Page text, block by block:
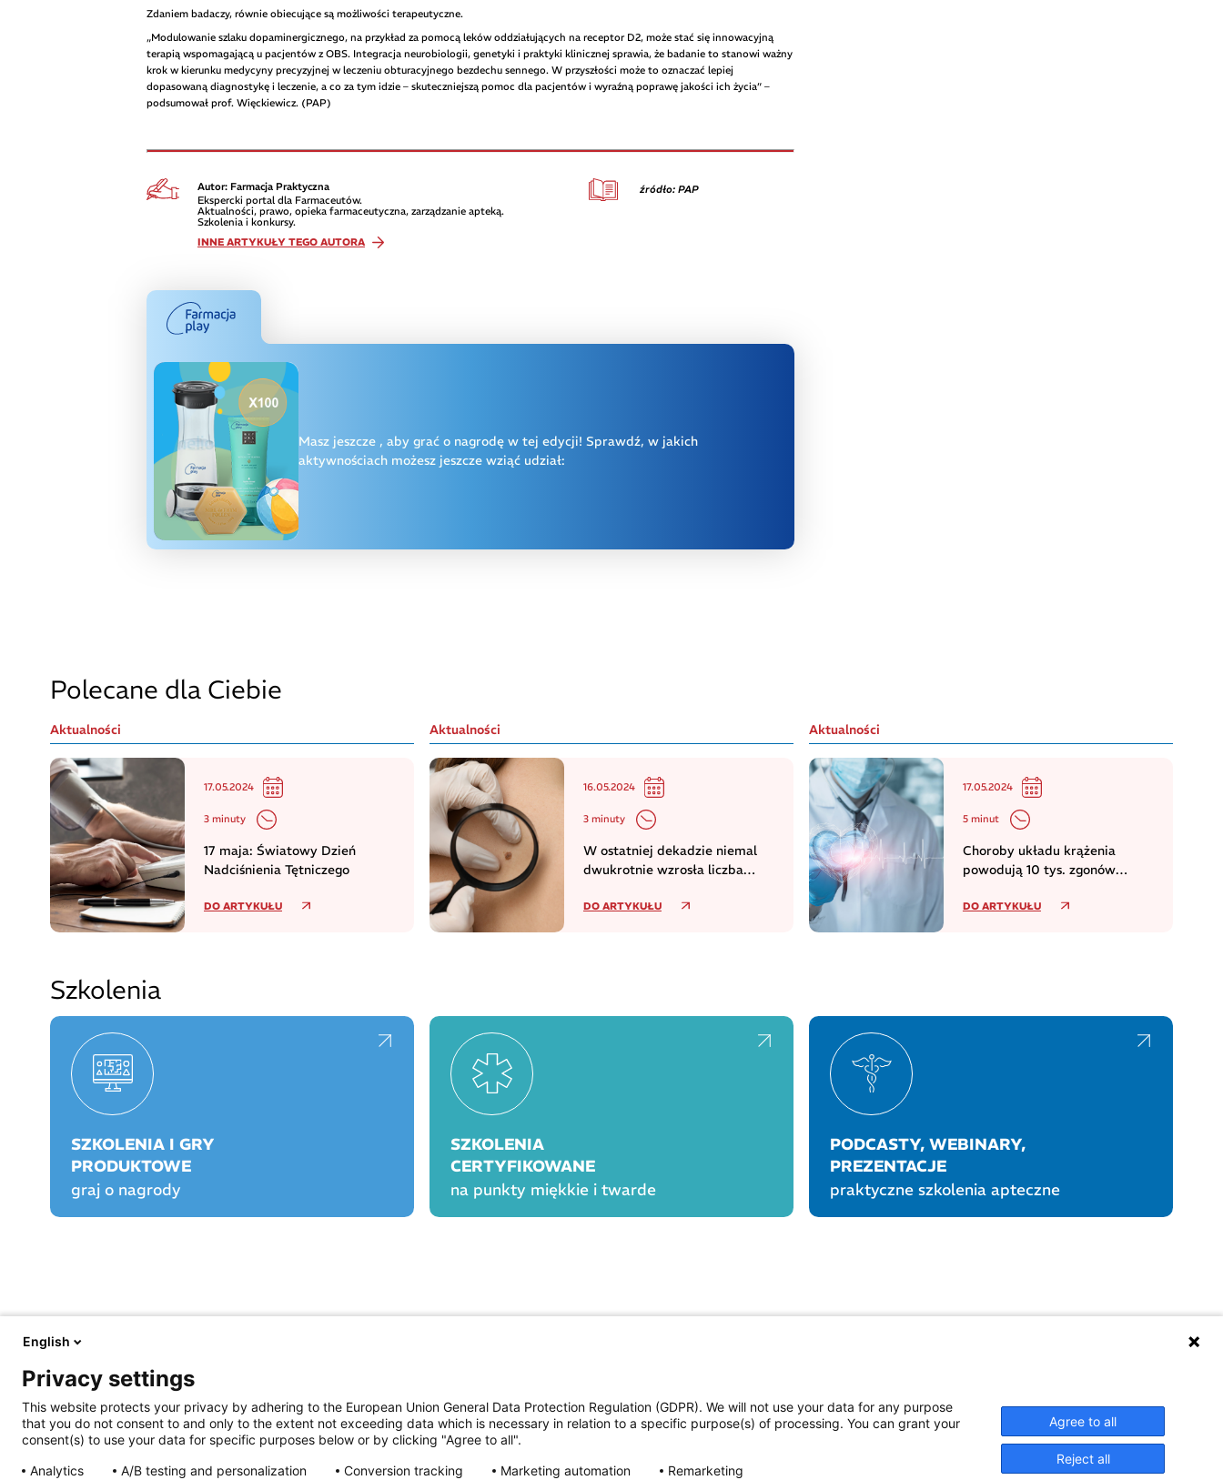
Zdaniem badaczy, równie obiecujące są możliwości terapeutyczne.
„Modulowanie szlaku dopaminergicznego, na przykład za pomocą leków oddziałujących na receptor D2, może stać się innowacyjną
terapią wspomagającą u pacjentów z OBS. Integracja neurobiologii, genetyki i praktyki klinicznej sprawia, że badanie to stanowi ważny
krok w kierunku medycyny precyzyjnej w leczeniu obturacyjnego bezdechu sennego. W przyszłości może to oznaczać lepiej
dopasowaną diagnostykę i leczenie, a co za tym idzie – skuteczniejszą pomoc dla pacjentów i wyraźną poprawę jakości ich życia” –
podsumował prof. Więckiewicz. (PAP)
Autor: Farmacja Praktyczna
Ekspercki portal dla Farmaceutów.
Aktualności, prawo, opieka farmaceutyczna, zarządzanie apteką.
Szkolenia i konkursy.
INNE ARTYKUŁY TEGO AUTORA
źródło: PAP
Masz jeszcze , aby grać o nagrodę w tej edycji! Sprawdź, w jakich
aktywnościach możesz jeszcze wziąć udział:
Polecane dla Ciebie
Aktualności
17.05.2024
3 minuty
17 maja: Światowy Dzień
Nadciśnienia Tętniczego
DO ARTYKUŁU
Aktualności
16.05.2024
3 minuty
W ostatniej dekadzie niemal
dwukrotnie wzrosła liczba
DO ARTYKUŁU
Aktualności
17.05.2024
5 minut
Choroby układu krążenia
powodują 10 tys. zgonów
WHO
DO ARTYKUŁU
Szkolenia
SZKOLENIA I GRY
PRODUKTOWE
graj o nagrody
SZKOLENIA
CERTYFIKOWANE
na punkty miękkie i twarde
PODCASTY, WEBINARY,
PREZENTACJE
praktyczne szkolenia apteczne
O nas
Aktualności
Prawo
Opieka farmaceutyczna
Prowadzenie apteki
Archiwum e-wydań
Graj o nagrody!
Rankingi
Szkolenia certyfikowane
Regulamin serwisu
Regulamin konkursu Farmacja Play
Regulamin konkursu Lakcid Entero
Regulamin konkursu Biotebal
English
Privacy settings
This website protects your privacy by adhering to the European Union General Data Protection Regulation (GDPR). We will not use your data for any purpose
that you do not consent to and only to the extent not exceeding data which is necessary in relation to a specific purpose(s) of processing. You can grant your
consent(s) to use your data for specific purposes below or by clicking "Agree to all".
Analytics
A/B testing and personalization Conversion tracking Marketing automation Remarketing
Agree to all
Reject all